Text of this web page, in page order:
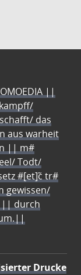
||
das
aus warheit
|| m#
Todt/
#[et]c̃ tr#
gewissen/
|| durch
Drucke